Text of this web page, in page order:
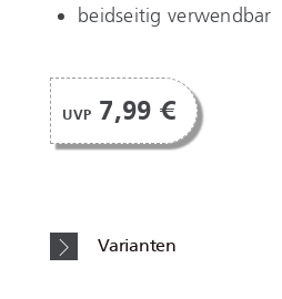
beidseitig verwendbar
UVP 7,99 €
Varianten